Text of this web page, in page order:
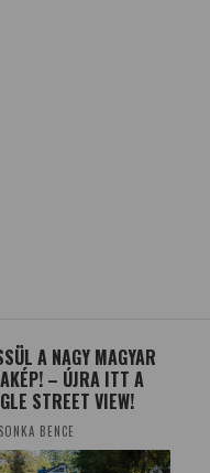
KUTYÁKAT HASZNÁLNAK
RÉGÉSZETI LELETEK
FELTÁRÁSÁRA
TUDOMÁNYPLÁZA